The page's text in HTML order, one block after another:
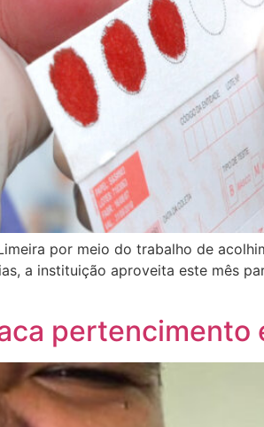
por meio do trabalho de
a instituição aproveita este mês
pertencimento